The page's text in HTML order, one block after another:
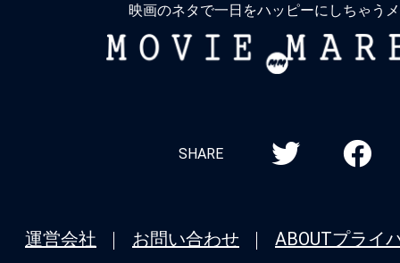
映画のネタで一日をハッピーにしちゃう
MOVIE
SHARE
運営会社 お問い合わせ ABOUTプライ